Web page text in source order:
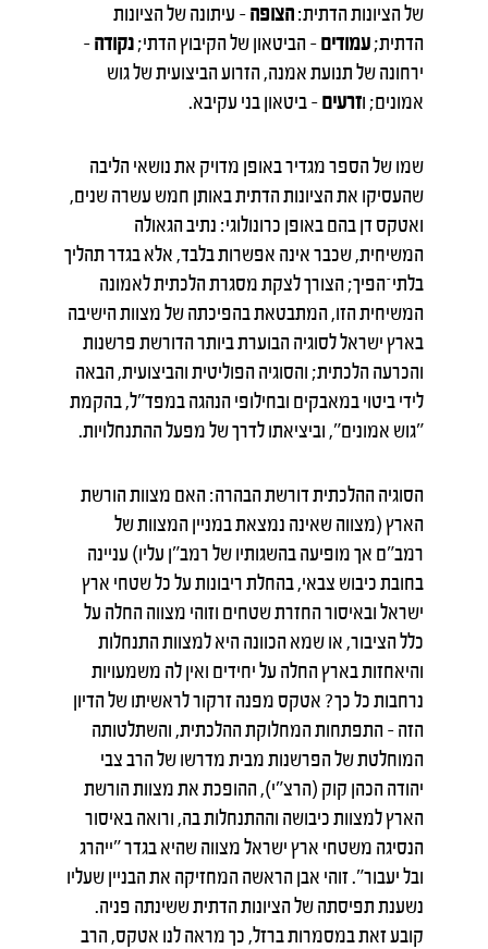
של הציונות הדתית:הצופה– עיתונה של הציונות
הדתית;עמודים– הביטאון של הקיבוץ הדתי;נקודה–
ירחונה של תנועת אמנה, הזרוע הביצועית של גוש
אמונים; וזרעים– ביטאון בני עקיבא.
שמו של הספר מגדיר באופן מדויק את נושאי הליבה
שהעסיקו את הציונות הדתית באותן חמש עשרה שנים,
ואטקס דן בהם באופן כרונולוגי: נתיב הגאולה
המשיחית, שכבר אינה אפשרות בלבד, אלא בגדר תהליך
בלתי־הפיך; הצורך לצקת מסגרת הלכתית לאמונה
המשיחית הזו, המתבטאת בהפיכתה של מצוות הישיבה
בארץ ישראל לסוגיה הבוערת ביותר הדורשת פרשנות
והכרעה הלכתית; והסוגיה הפוליטית והביצועית, הבאה
לידי ביטוי במאבקים ובחילופי הנהגה במפד"ל, בהקמת
"גוש אמונים", וביציאתו לדרך של מפעל ההתנחלויות.
הסוגיה ההלכתית דורשת הבהרה: האם מצוות הורשת
הארץ (מצווה שאינה נמצאת במניין המצוות של
רמב"ם אך מופיעה בהשגותיו של רמב"ן עליו) עניינה
בחובת כיבוש צבאי, בהחלת ריבונות על כל שטחי ארץ
ישראל ובאיסור החזרת שטחים וזוהי מצווה החלה על
כלל הציבור, או שמא הכוונה היא למצוות התנחלות
והיאחזות בארץ החלה על יחידים ואין לה משמעויות
נרחבות כל כך? אטקס מפנה זרקור לראשיתו של הדיון
הזה – התפתחות המחלוקת ההלכתית, והשתלטותה
המוחלטת של הפרשנות מבית מדרשו של הרב צבי
יהודה הכהן קוק (הרצ"י), ההופכת את מצוות הורשת
הארץ למצוות כיבושה וההתנחלות בה, ורואה באיסור
הנסיגה משטחי ארץ ישראל מצווה שהיא בגדר "ייהרג
ובל יעבור". זוהי אבן הראשה המחזיקה את הבניין שעליו
נשענת תפיסתה של הציונות הדתית ששינתה פניה.
קובע זאת במסמרות ברזל, כך מראה לנו אטקס, הרב